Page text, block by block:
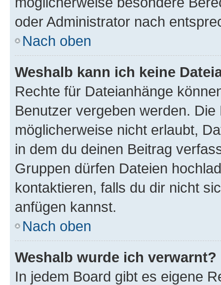
oder Administrator nach
Nach oben
Weshalb kann ich keine
Rechte für Dateianhänge
Benutzer vergeben werden.
möglicherweise nicht erlaubt,
in dem du deinen Beitrag
Gruppen dürfen Dateien
kontaktieren, falls du dir nicht
anfügen kannst.
Nach oben
Weshalb wurde ich verwarnt?
In jedem Board gibt es eigene